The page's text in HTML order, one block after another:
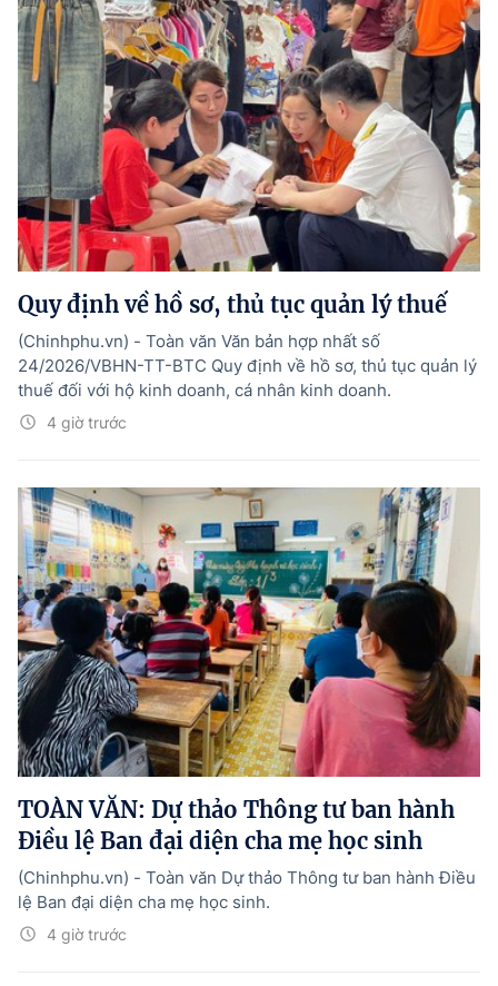
Quy định về hồ sơ, thủ tục quản lý thuế
4 giờ trước
(Chinhphu.vn) - Toàn văn Văn bản hợp nhất số
24/2026/VBHN-TT-BTC Quy định về hồ sơ, thủ tục quản lý
thuế đối với hộ kinh doanh, cá nhân kinh doanh.
TOÀN VĂN: Dự thảo Thông tư ban hành
Điều lệ Ban đại diện cha mẹ học sinh
4 giờ trước
(Chinhphu.vn) - Toàn văn Dự thảo Thông tư ban hành Điều
lệ Ban đại diện cha mẹ học sinh.